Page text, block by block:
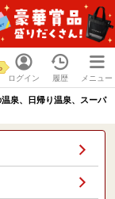
ログイン 履歴 メニュー
泉、日帰り温泉、スーパ